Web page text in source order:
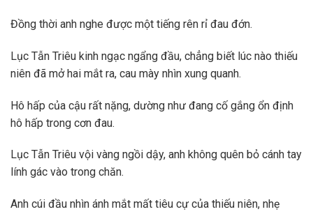
Đồng thời anh nghe được một tiếng rên rỉ đau đớn.
Lục Tẫn Triêu kinh ngạc ngẩng đầu, chẳng biết lúc nào thiếu
niên đã mở hai mắt ra, cau mày nhìn xung quanh.
Hô hấp của cậu rất nặng, dường như đang cố gắng ổn định
hô hấp trong cơn đau.
Lục Tẫn Triêu vội vàng ngồi dậy, anh không quên bỏ cánh tay
lính gác vào trong chăn.
Anh cúi đầu nhìn ánh mắt mất tiêu cự của thiếu niên, nhẹ